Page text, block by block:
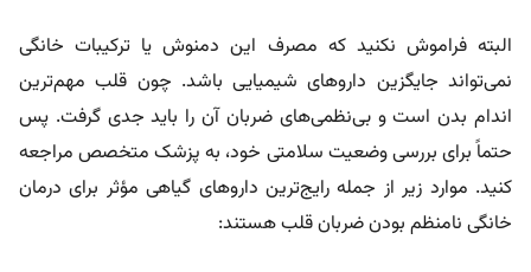
البته فراموش نکنید که مصرف این دمنوش یا ترکیبات خانگی
نمی‌تواند جایگزین دارو‌های شیمیایی باشد. چون قلب مهم‌ترین
اندام بدن است و بی‌نظمی‌های ضربان آن را باید جدی گرفت. پس
حتماً برای بررسی وضعیت سلامتی خود، به پزشک متخصص مراجعه
کنید. موارد زیر از جمله رایج‌ترین دارو‌های گیاهی مؤثر برای درمان
خانگی نامنظم بودن ضربان قلب هستند: